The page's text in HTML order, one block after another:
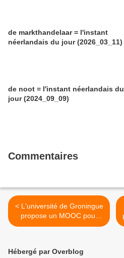
de markthandelaar = l'instant
néerlandais du jour (2026_03_11)
de noot = l'instant néerlandais du
jour (2024_09_09)
Commentaires
< L'université de Groningue
propose un MOOC pour
apprendre le néerlandais
Hébergé par Overblog